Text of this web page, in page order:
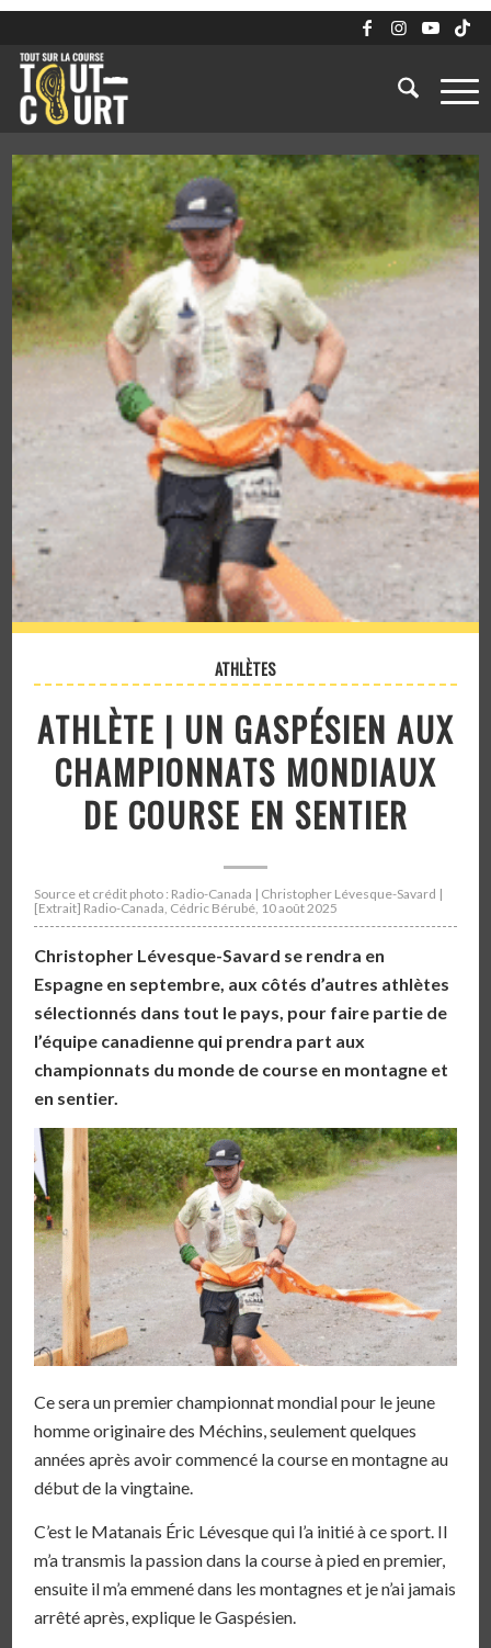
ATHLÈTES
ATHLÈTE | UN GASPÉSIEN AUX
CHAMPIONNATS MONDIAUX
DE COURSE EN SENTIER
Source et crédit photo : Radio-Canada | Christopher Lévesque-Savard |
[Extrait] Radio-Canada, Cédric Bérubé, 10 août 2025
Christopher Lévesque-Savard se rendra en
Espagne en septembre, aux côtés d’autres athlètes
sélectionnés dans tout le pays, pour faire partie de
l’équipe canadienne qui prendra part aux
championnats du monde de course en montagne et
en sentier.
Ce sera un premier championnat mondial pour le jeune
homme originaire des Méchins, seulement quelques
années après avoir commencé la course en montagne au
début de la vingtaine.
C’est le Matanais Éric Lévesque qui l’a initié à ce sport. Il
m’a transmis la passion dans la course à pied en premier,
ensuite il m’a emmené dans les montagnes et je n’ai jamais
arrêté après, explique le Gaspésien.